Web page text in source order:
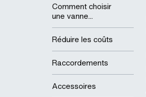
Comment choisir
une vanne...
Réduire les coûts
Raccordements
Accessoires